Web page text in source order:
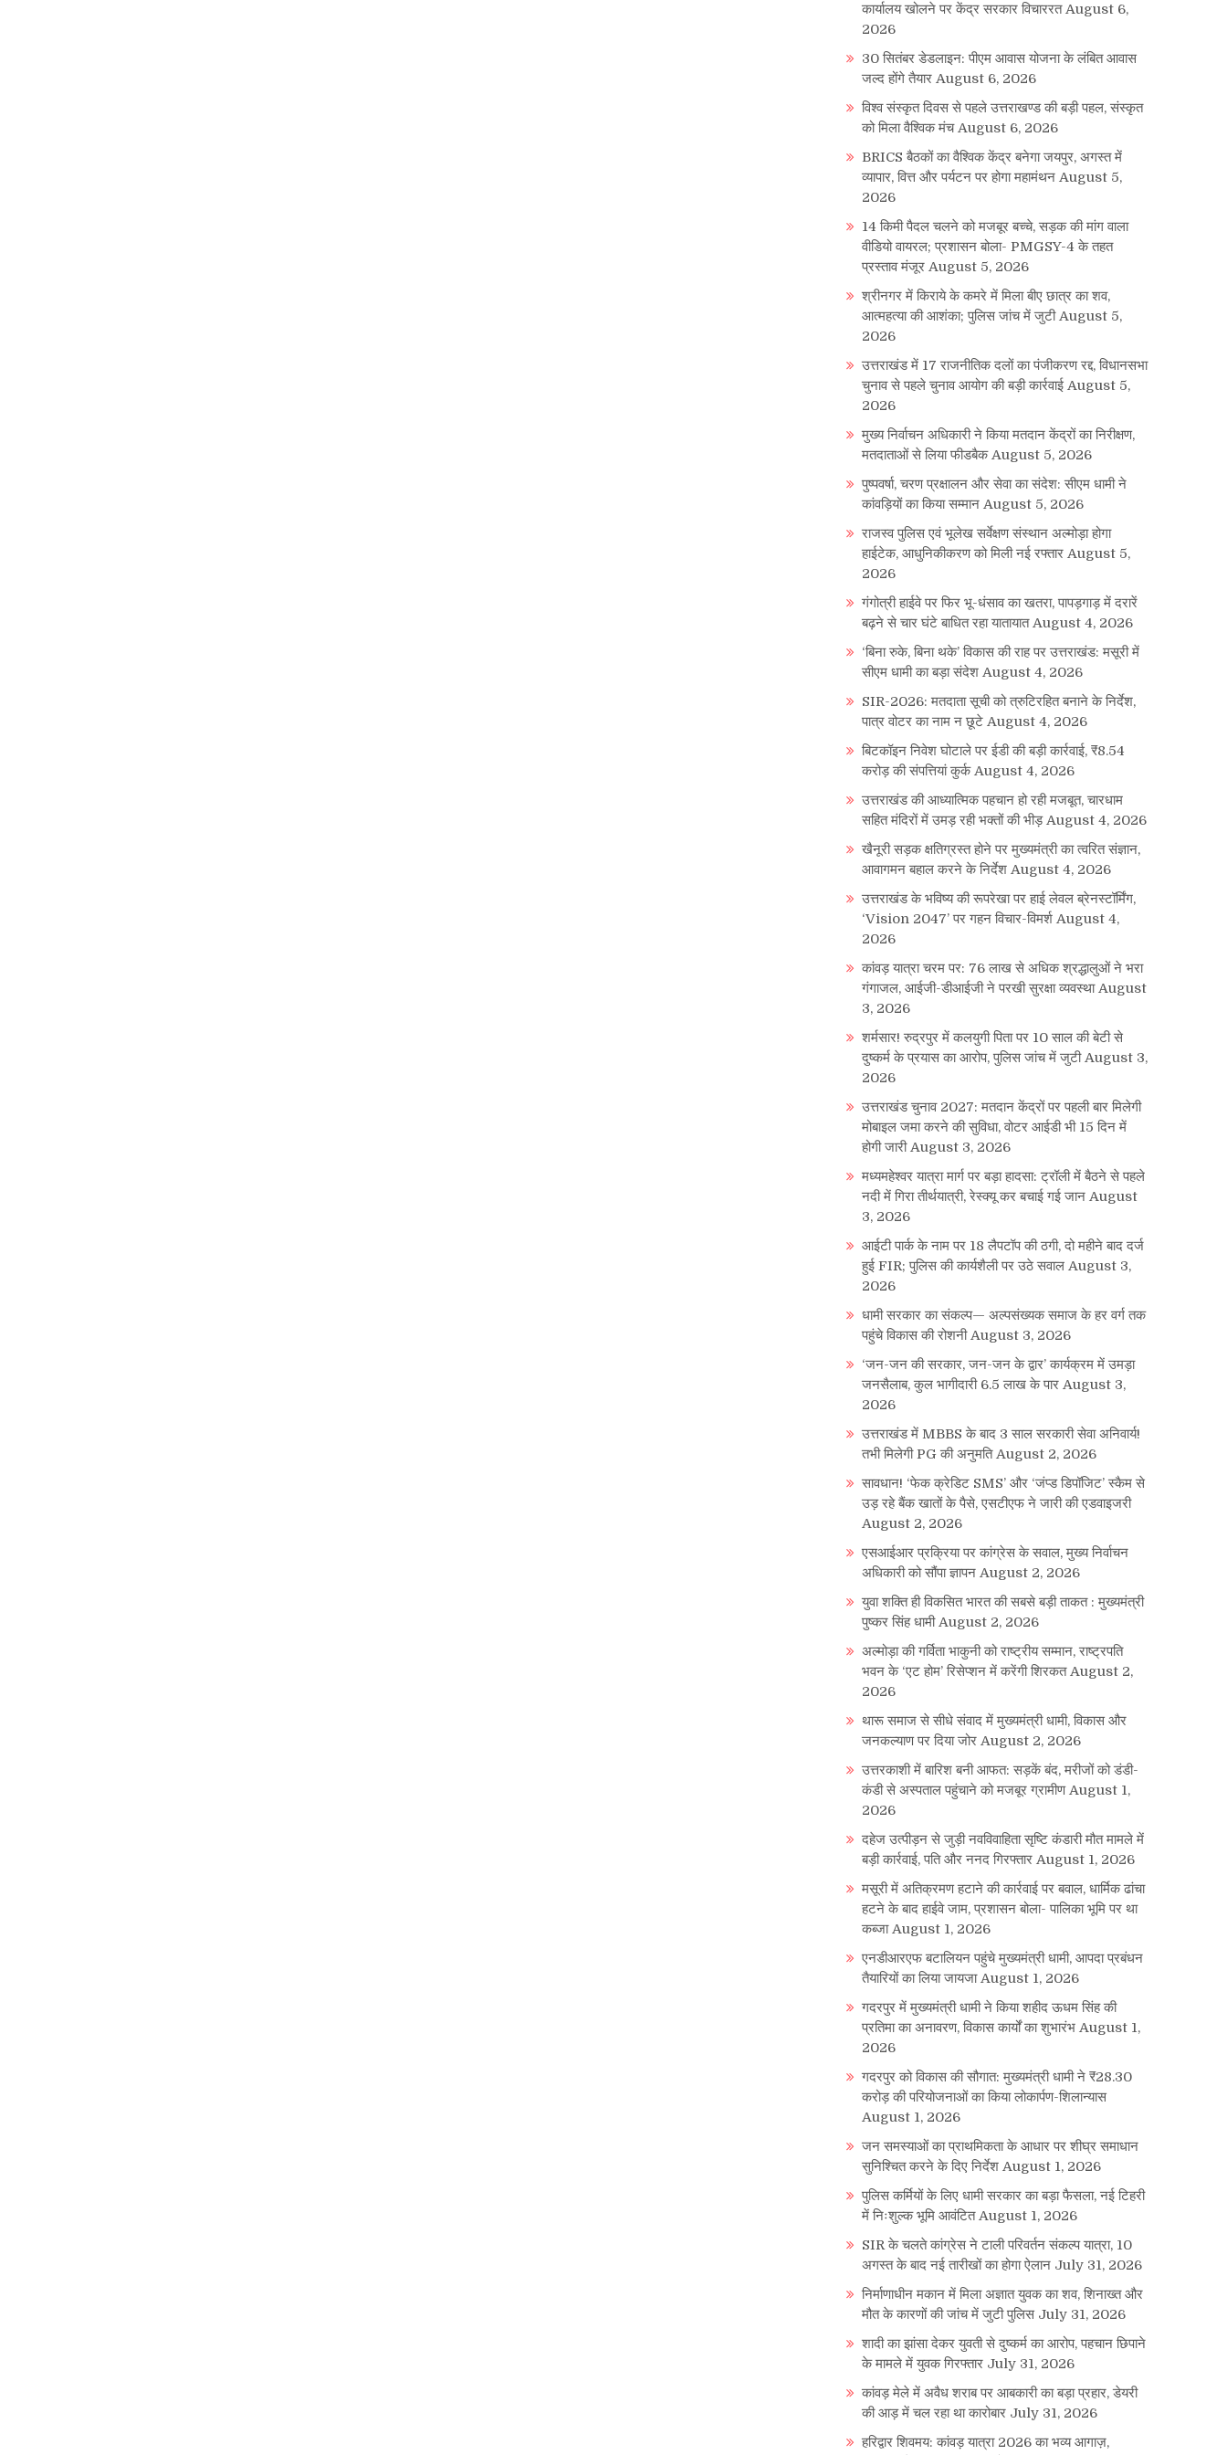
कार्यालय खोलने पर केंद्र सरकार विचाररत August 6,
2026
30 सितंबर डेडलाइन: पीएम आवास योजना के लंबित आवास
जल्द होंगे तैयार August 6, 2026
विश्व संस्कृत दिवस से पहले उत्तराखण्ड की बड़ी पहल, संस्कृत
को मिला वैश्विक मंच August 6, 2026
BRICS बैठकों का वैश्विक केंद्र बनेगा जयपुर, अगस्त में
व्यापार, वित्त और पर्यटन पर होगा महामंथन August 5,
2026
14 किमी पैदल चलने को मजबूर बच्चे, सड़क की मांग वाला
वीडियो वायरल; प्रशासन बोला- PMGSY-4 के तहत
प्रस्ताव मंजूर August 5, 2026
श्रीनगर में किराये के कमरे में मिला बीए छात्र का शव,
आत्महत्या की आशंका; पुलिस जांच में जुटी August 5,
2026
उत्तराखंड में 17 राजनीतिक दलों का पंजीकरण रद्द, विधानसभा
चुनाव से पहले चुनाव आयोग की बड़ी कार्रवाई August 5,
2026
मुख्य निर्वाचन अधिकारी ने किया मतदान केंद्रों का निरीक्षण,
मतदाताओं से लिया फीडबैक August 5, 2026
पुष्पवर्षा, चरण प्रक्षालन और सेवा का संदेश: सीएम धामी ने
कांवड़ियों का किया सम्मान August 5, 2026
राजस्व पुलिस एवं भूलेख सर्वेक्षण संस्थान अल्मोड़ा होगा
हाईटेक, आधुनिकीकरण को मिली नई रफ्तार August 5,
2026
गंगोत्री हाईवे पर फिर भू-धंसाव का खतरा, पापड़गाड़ में दरारें
बढ़ने से चार घंटे बाधित रहा यातायात August 4, 2026
‘बिना रुके, बिना थके’ विकास की राह पर उत्तराखंड: मसूरी में
सीएम धामी का बड़ा संदेश August 4, 2026
SIR-2026: मतदाता सूची को त्रुटिरहित बनाने के निर्देश,
पात्र वोटर का नाम न छूटे August 4, 2026
बिटकॉइन निवेश घोटाले पर ईडी की बड़ी कार्रवाई, ₹8.54
करोड़ की संपत्तियां कुर्क August 4, 2026
उत्तराखंड की आध्यात्मिक पहचान हो रही मजबूत, चारधाम
सहित मंदिरों में उमड़ रही भक्तों की भीड़ August 4, 2026
खैनूरी सड़क क्षतिग्रस्त होने पर मुख्यमंत्री का त्वरित संज्ञान,
आवागमन बहाल करने के निर्देश August 4, 2026
उत्तराखंड के भविष्य की रूपरेखा पर हाई लेवल ब्रेनस्टॉर्मिंग,
‘Vision 2047’ पर गहन विचार-विमर्श August 4,
2026
कांवड़ यात्रा चरम पर: 76 लाख से अधिक श्रद्धालुओं ने भरा
गंगाजल, आईजी-डीआईजी ने परखी सुरक्षा व्यवस्था August
3, 2026
शर्मसार! रुद्रपुर में कलयुगी पिता पर 10 साल की बेटी से
दुष्कर्म के प्रयास का आरोप, पुलिस जांच में जुटी August 3,
2026
उत्तराखंड चुनाव 2027: मतदान केंद्रों पर पहली बार मिलेगी
मोबाइल जमा करने की सुविधा, वोटर आईडी भी 15 दिन में
होगी जारी August 3, 2026
मध्यमहेश्वर यात्रा मार्ग पर बड़ा हादसा: ट्रॉली में बैठने से पहले
नदी में गिरा तीर्थयात्री, रेस्क्यू कर बचाई गई जान August
3, 2026
आईटी पार्क के नाम पर 18 लैपटॉप की ठगी, दो महीने बाद दर्ज
हुई FIR; पुलिस की कार्यशैली पर उठे सवाल August 3,
2026
धामी सरकार का संकल्प— अल्पसंख्यक समाज के हर वर्ग तक
पहुंचे विकास की रोशनी August 3, 2026
‘जन-जन की सरकार, जन-जन के द्वार’ कार्यक्रम में उमड़ा
जनसैलाब, कुल भागीदारी 6.5 लाख के पार August 3,
2026
उत्तराखंड में MBBS के बाद 3 साल सरकारी सेवा अनिवार्य!
तभी मिलेगी PG की अनुमति August 2, 2026
सावधान! ‘फेक क्रेडिट SMS’ और ‘जंप्ड डिपॉजिट’ स्कैम से
उड़ रहे बैंक खातों के पैसे, एसटीएफ ने जारी की एडवाइजरी
August 2, 2026
एसआईआर प्रक्रिया पर कांग्रेस के सवाल, मुख्य निर्वाचन
अधिकारी को सौंपा ज्ञापन August 2, 2026
युवा शक्ति ही विकसित भारत की सबसे बड़ी ताकत : मुख्यमंत्री
पुष्कर सिंह धामी August 2, 2026
अल्मोड़ा की गर्विता भाकुनी को राष्ट्रीय सम्मान, राष्ट्रपति
भवन के ‘एट होम’ रिसेप्शन में करेंगी शिरकत August 2,
2026
थारू समाज से सीधे संवाद में मुख्यमंत्री धामी, विकास और
जनकल्याण पर दिया जोर August 2, 2026
उत्तरकाशी में बारिश बनी आफत: सड़कें बंद, मरीजों को डंडी-
कंडी से अस्पताल पहुंचाने को मजबूर ग्रामीण August 1,
2026
दहेज उत्पीड़न से जुड़ी नवविवाहिता सृष्टि कंडारी मौत मामले में
बड़ी कार्रवाई, पति और ननद गिरफ्तार August 1, 2026
मसूरी में अतिक्रमण हटाने की कार्रवाई पर बवाल, धार्मिक ढांचा
हटने के बाद हाईवे जाम, प्रशासन बोला- पालिका भूमि पर था
कब्जा August 1, 2026
एनडीआरएफ बटालियन पहुंचे मुख्यमंत्री धामी, आपदा प्रबंधन
तैयारियों का लिया जायजा August 1, 2026
गदरपुर में मुख्यमंत्री धामी ने किया शहीद ऊधम सिंह की
प्रतिमा का अनावरण, विकास कार्यों का शुभारंभ August 1,
2026
गदरपुर को विकास की सौगात: मुख्यमंत्री धामी ने ₹28.30
करोड़ की परियोजनाओं का किया लोकार्पण-शिलान्यास
August 1, 2026
जन समस्याओं का प्राथमिकता के आधार पर शीघ्र समाधान
सुनिश्चित करने के दिए निर्देश August 1, 2026
पुलिस कर्मियों के लिए धामी सरकार का बड़ा फैसला, नई टिहरी
में निःशुल्क भूमि आवंटित August 1, 2026
SIR के चलते कांग्रेस ने टाली परिवर्तन संकल्प यात्रा, 10
अगस्त के बाद नई तारीखों का होगा ऐलान July 31, 2026
निर्माणाधीन मकान में मिला अज्ञात युवक का शव, शिनाख्त और
मौत के कारणों की जांच में जुटी पुलिस July 31, 2026
शादी का झांसा देकर युवती से दुष्कर्म का आरोप, पहचान छिपाने
के मामले में युवक गिरफ्तार July 31, 2026
कांवड़ मेले में अवैध शराब पर आबकारी का बड़ा प्रहार, डेयरी
की आड़ में चल रहा था कारोबार July 31, 2026
हरिद्वार शिवमय: कांवड़ यात्रा 2026 का भव्य आगाज़,